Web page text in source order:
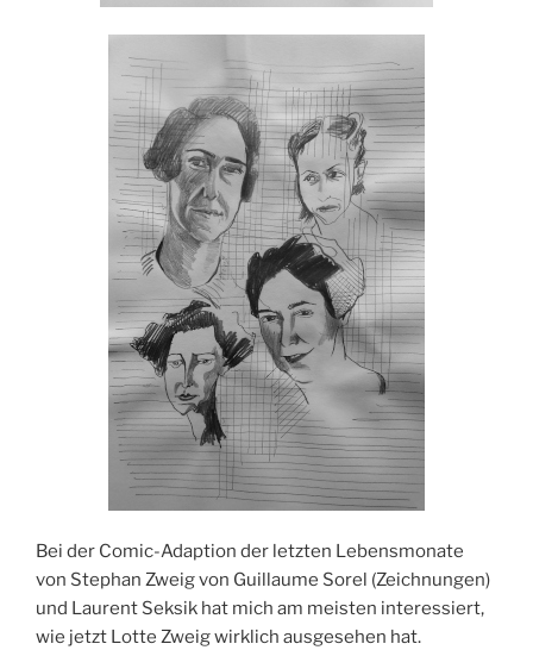
Bei der Comic-Adaption der letzten Lebensmonate
von Stephan Zweig von Guillaume Sorel (Zeichnungen)
und Laurent Seksik hat mich am meisten interessiert,
wie jetzt Lotte Zweig wirklich ausgesehen hat.